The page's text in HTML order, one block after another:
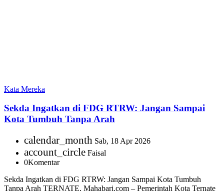
Kata Mereka
Sekda Ingatkan di FDG RTRW: Jangan Sampai
Kota Tumbuh Tanpa Arah
calendar_month Sab, 18 Apr 2026
account_circle Faisal
0Komentar
Sekda Ingatkan di FDG RTRW: Jangan Sampai Kota Tumbuh
Tanpa Arah TERNATE, Mahabari.com – Pemerintah Kota Ternate